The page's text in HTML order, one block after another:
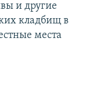
и другие
кладбищ в
места